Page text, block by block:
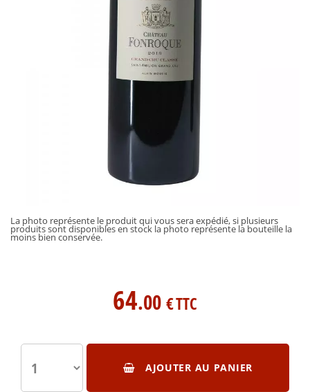
La photo représente le produit qui vous sera expédié, si plusieurs
produits sont disponibles en stock la photo représente la bouteille la
moins bien conservée.
64.00 €TTC
AJOUTER AU PANIER